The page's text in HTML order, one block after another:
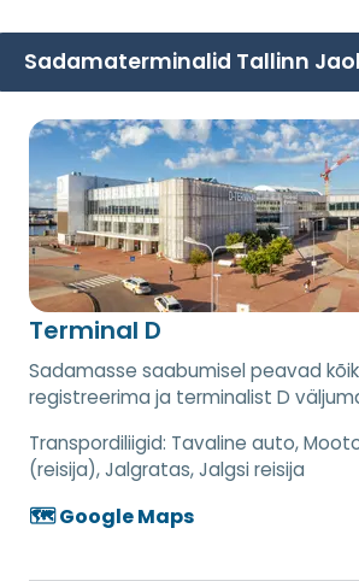
Sadamaterminalid Tallinn
Terminal D
Sadamasse saabumisel peavad
registreerima ja terminalist D
Transpordiliigid: Tavaline auto,
(reisija), Jalgratas, Jalgsi reisija
🗺️ Google Maps